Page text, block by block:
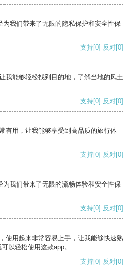
我们带来了无限的隐私保护和安全性保
支持[0] 反对[0]
我能够轻松找到目的地，了解当地的风土
支持[0] 反对[0]
有用，让我能够享受到高品质的旅行体
支持[0] 反对[0]
我们带来了无限的流畅体验和安全性保
支持[0] 反对[0]
使用起来非常容易上手，让我能够快速熟
以轻松使用这款app。
支持[0] 反对[0]